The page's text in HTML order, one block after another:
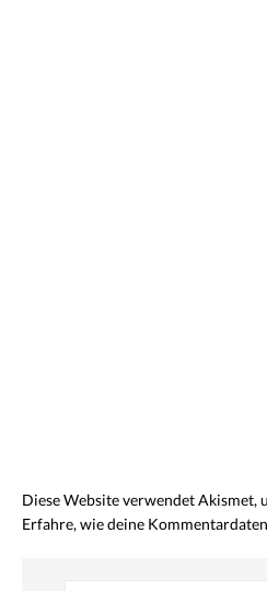
Diese Website verwendet Akismet,
Erfahre, wie deine